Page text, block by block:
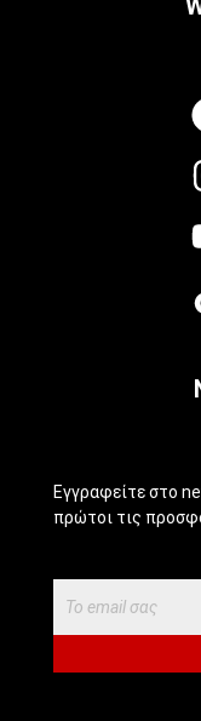
Εγγραφείτε στο
πρώτοι τις